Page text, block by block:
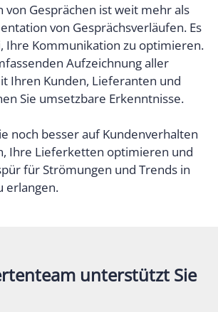
von Gesprächen ist weit mehr als
von Gesprächsverläufen. Es
Ihre Kommunikation zu optimieren.
Aufzeichnung aller
Ihren Kunden, Lieferanten und
Sie umsetzbare Erkenntnisse.
noch besser auf Kundenverhalten
Ihre Lieferketten optimieren und
für Strömungen und Trends in
erlangen.
unterstützt Sie